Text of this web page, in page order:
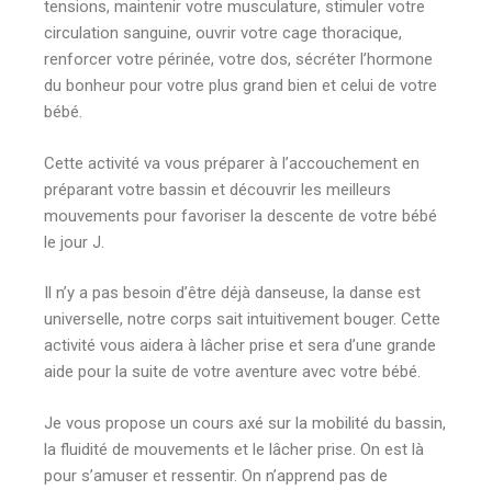
tensions, maintenir votre musculature, stimuler votre
circulation sanguine, ouvrir votre cage thoracique,
renforcer votre périnée, votre dos, sécréter l’hormone
du bonheur pour votre plus grand bien et celui de votre
bébé.
Cette activité va vous préparer à l’accouchement en
préparant votre bassin et découvrir les meilleurs
mouvements pour favoriser la descente de votre bébé
le jour J.
Il n’y a pas besoin d’être déjà danseuse, la danse est
universelle, notre corps sait intuitivement bouger. Cette
activité vous aidera à lâcher prise et sera d’une grande
aide pour la suite de votre aventure avec votre bébé.
Je vous propose un cours axé sur la mobilité du bassin,
la fluidité de mouvements et le lâcher prise. On est là
pour s’amuser et ressentir. On n’apprend pas de